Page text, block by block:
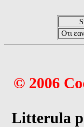
Οτι
© 2006
Litterula